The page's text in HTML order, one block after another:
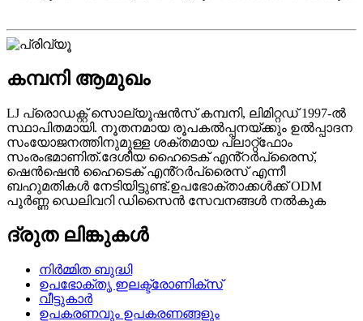
കമ്പനി ആമുഖം
LJ പ്രൊഡക്റ്റ് സൊല്യൂഷൻസ് കമ്പനി, ലിമിറ്റഡ് 1997-ൽ
സ്ഥാപിതമായി. നൂതനമായ രൂപകൽപ്പനയ്ക്കും ഉൽപ്പാദന
സംയോജനത്തിനുമുള്ള ശക്തമായ പ്ലാറ്റ്ഫോം
സംരംഭമാണിത്.ദേശീയ ഹൈടെക് എൻ്റർപ്രൈസ്,
ഷെൻഷെൻ ഹൈടെക് എൻ്റർപ്രൈസ് എന്നീ
ബഹുമതികൾ നേടിയിട്ടുണ്ട്.ഉപഭോക്താക്കൾക്ക് ODM
പൂർണ്ണ ഡെലിവറി ഡിസൈൻ സേവനങ്ങൾ നൽകുക
ദ്രുത ലിങ്കുകൾ
നിർമ്മിത ബുദ്ധി
ഉപഭോക്തൃ ഇലക്ട്രോണിക്സ്
വീട്ടുകാർ
ഉപകരണവും ഉപകരണങ്ങളും